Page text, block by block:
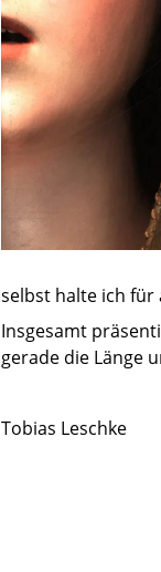
selbst halte ich
Insgesamt
gerade die Länge
Tobias Leschke